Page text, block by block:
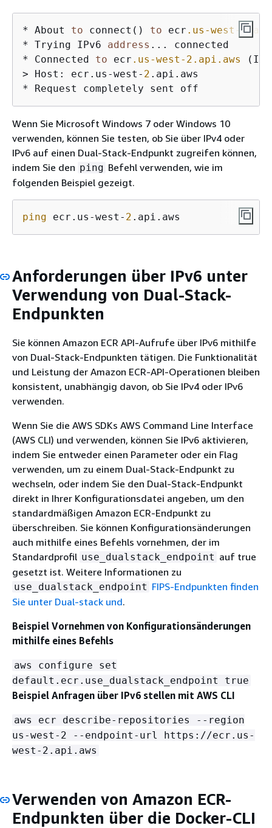
* About to connect() to ecr .us-west-2.api
* Trying IPv6 address ... connected
* Connected to ecr .us-west-2 .api .aws
> Host: ecr.us-west- 2 .api.aws
* Request completely sent off
Wenn Sie Microsoft Windows 7 oder Windows 10
verwenden, können Sie testen, ob Sie über IPv4 oder
IPv6 auf einen Dual-Stack-Endpunkt zugreifen können,
indem Sie den ping Befehl verwenden, wie im
folgenden Beispiel gezeigt.
ping ecr.us-west- 2 .api.aws
Anforderungen über IPv6 unter
Verwendung von Dual-Stack-
Endpunkten
Sie können Amazon ECR API-Aufrufe über IPv6 mithilfe
von Dual-Stack-Endpunkten tätigen. Die Funktionalität
und Leistung der Amazon ECR-API-Operationen bleiben
konsistent, unabhängig davon, ob Sie IPv4 oder IPv6
verwenden.
Wenn Sie die AWS SDKs AWS Command Line Interface
(AWS CLI) und verwenden, können Sie IPv6 aktivieren,
indem Sie entweder einen Parameter oder ein Flag
verwenden, um zu einem Dual-Stack-Endpunkt zu
wechseln, oder indem Sie den Dual-Stack-Endpunkt
direkt in Ihrer Konfigurationsdatei angeben, um den
standardmäßigen Amazon ECR-Endpunkt zu
überschreiben. Sie können Konfigurationsänderungen
auch mithilfe eines Befehls vornehmen, der im
Standardprofil use_dualstack_endpoint auf true
gesetzt ist. Weitere Informationen zu
use_dualstack_endpoint FIPS-Endpunkten finden
Sie unter Dual-stack und.
Beispiel Vornehmen von Konfigurationsänderungen
mithilfe eines Befehls
aws configure set
default.ecr.use_dualstack_endpoint true
Beispiel Anfragen über IPv6 stellen mit AWS CLI
aws ecr describe-repositories --region
us-west-2 --endpoint-url https://ecr.us-
west-2.api.aws
Verwenden von Amazon ECR-
Endpunkten über die Docker-CLI